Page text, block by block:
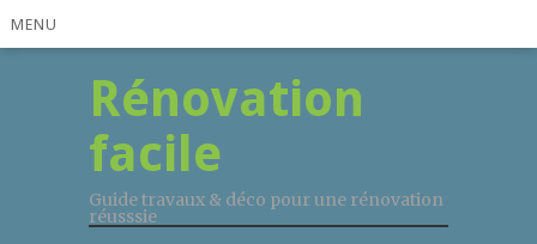
MENU
Rénovation
facile
Guide travaux & déco pour une rénovation
réusssie